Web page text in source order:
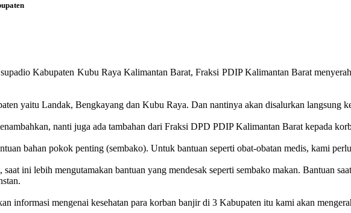
Kabupaten Kubu Raya Kalimantan Barat, Fraksi PDIP Kalimantan Barat
yaitu Landak, Bengkayang dan Kubu Raya. Dan nantinya akan disalurkan langsung
nanti juga ada tambahan dari Fraksi DPD PDIP Kalimantan Barat kepada
bahan pokok penting (sembako). Untuk bantuan seperti obat-obatan medis, kami
ini lebih mengutamakan bantuan yang mendesak seperti sembako makan. Bantuan
informasi mengenai kesehatan para korban banjir di 3 Kabupaten itu kami akan